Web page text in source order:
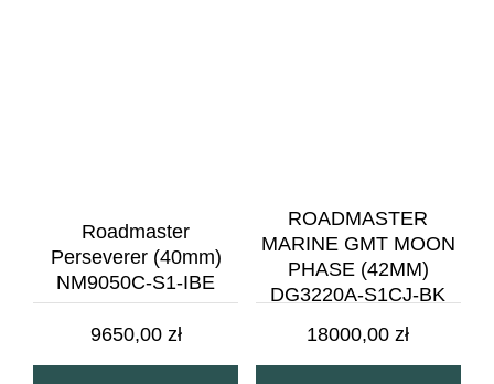
Roadmaster
Perseverer (40mm)
NM9050C-S1-IBE
9650,00 zł
ROADMASTER
MARINE GMT MOON
PHASE (42MM)
DG3220A-S1CJ-BK
18000,00zł